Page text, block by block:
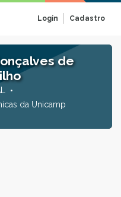
Login Cadastro
de
da Unicamp